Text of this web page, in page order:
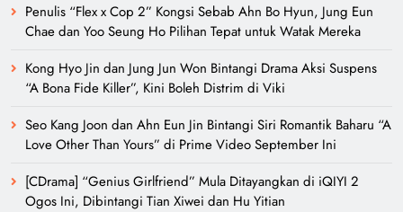
Penulis “Flex x Cop 2” Kongsi Sebab Ahn Bo Hyun, Jung Eun
Chae dan Yoo Seung Ho Pilihan Tepat untuk Watak Mereka
Kong Hyo Jin dan Jung Jun Won Bintangi Drama Aksi Suspens
“A Bona Fide Killer”, Kini Boleh Distrim di Viki
Seo Kang Joon dan Ahn Eun Jin Bintangi Siri Romantik Baharu “A
Love Other Than Yours” di Prime Video September Ini
[CDrama] “Genius Girlfriend” Mula Ditayangkan di iQIYI 2
Ogos Ini, Dibintangi Tian Xiwei dan Hu Yitian